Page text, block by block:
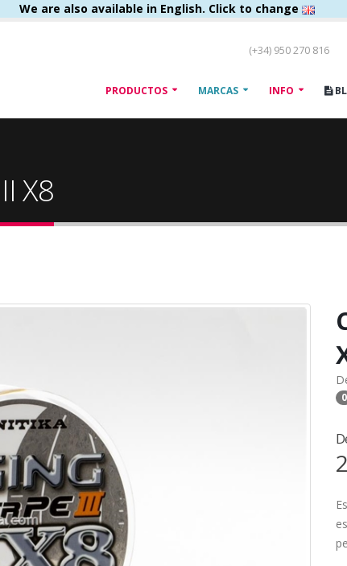
We are also available in English. Click to change
(+34) 950 270 816
PRODUCTOS MARCAS INFO
X8
0